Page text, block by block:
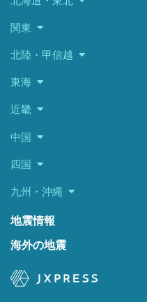
関東
北陸・甲信越
東海
近畿
中国
四国
九州・沖縄
地震情報
海外の地震